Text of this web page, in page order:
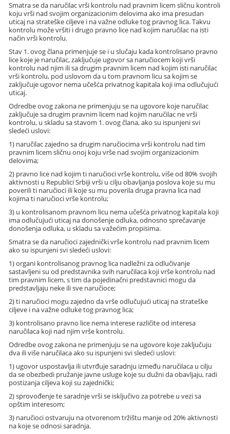
Smatra se da naručilac vrši kontrolu nad pravnim licem sličnu kontroli
koju vrši nad svojim organizacionim delovima ako ima presudan
uticaj na strateške ciljeve i na važne odluke tog pravnog lica. Takvu
kontrolu može vršiti i drugo pravno lice nad kojim naručilac na isti
način vrši kontrolu.
Stav 1. ovog člana primenjuje se i u slučaju kada kontrolisano pravno
lice koje je naručilac, zaključuje ugovor sa naručiocem koji vrši
kontrolu nad njim ili sa drugim pravnim licem nad kojim isti naručilac
vrši kontrolu, pod uslovom da u tom pravnom licu sa kojim se
zaključuje ugovor nema učešća privatnog kapitala koji ima odlučujući
uticaj.
Odredbe ovog zakona ne primenjuju se na ugovore koje naručilac
zaključuje sa drugim pravnim licem nad kojim naručilac ne vrši
kontrolu, u skladu sa stavom 1. ovog člana, ako su ispunjeni svi
sledeći uslovi:
1) naručilac zajedno sa drugim naručiocima vrši kontrolu nad tim
pravnim licem sličnu onoj koju vrše nad svojim organizacionim
delovima;
2) pravno lice nad kojim ti naručioci vrše kontrolu, više od 80% svojih
aktivnosti u Republici Srbiji vrši u cilju obavljanja poslova koje su mu
poverili ti naručioci ili koje su mu poverila druga pravna lica nad
kojima ti naručioci vrše kontrolu;
3) u kontrolisanom pravnom licu nema učešća privatnog kapitala koji
ima odlučujući uticaj na donošenje odluka, odnosno sprečavanje
donošenja odluka, u skladu sa važećim propisima.
Smatra se da naručioci zajednički vrše kontrolu nad pravnim licem
ako su ispunjeni svi sledeći uslovi:
1) organi kontrolisanog pravnog lica nadležni za odlučivanje
sastavljeni su od predstavnika svih naručilaca koji vrše kontrolu nad
tim pravnim licem, s tim da pojedinačni predstavnici mogu da
predstavljaju neke ili sve naručioce;
2) ti naručioci mogu zajedno da vrše odlučujući uticaj na strateške
ciljeve i na važne odluke tog pravnog lica;
3) kontrolisano pravno lice nema interese različite od interesa
naručilaca koji nad njim vrše kontrolu.
Odredbe ovog zakona ne primenjuju se na ugovore koje zaključuju
dva ili više naručilaca ako su ispunjeni svi sledeći uslovi:
1) ugovor uspostavlja ili utvrđuje saradnju između naručilaca u cilju
da se obezbedi pružanje javne usluge koje su dužni da obavljaju, radi
postizanja ciljeva koji su zajednički;
2) sprovođenje te saradnje vrši se isključivo za potrebe u vezi sa
opštim interesom;
3) naručioci ostvaruju na otvorenom tržištu manje od 20% aktivnosti
na koje se odnosi saradnja.